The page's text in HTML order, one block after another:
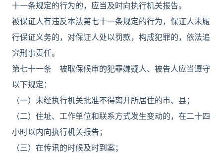
十一条规定的行为的，应当及时向执行机关报告。
被保证人有违反本法第七十一条规定的行为，保证人未履
行保证义务的，对保证人处以罚款，构成犯罪的，依法追
究刑事责任。
第七十一条 被取保候审的犯罪嫌疑人、被告人应当遵守
以下规定：
（一）未经执行机关批准不得离开所居住的市、县；
（二）住址、工作单位和联系方式发生变动的，在二十四
小时以内向执行机关报告；
（三）在传讯的时候及时到案；